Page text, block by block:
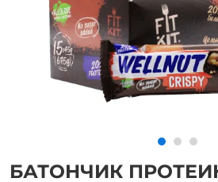
БАТОНЧИК